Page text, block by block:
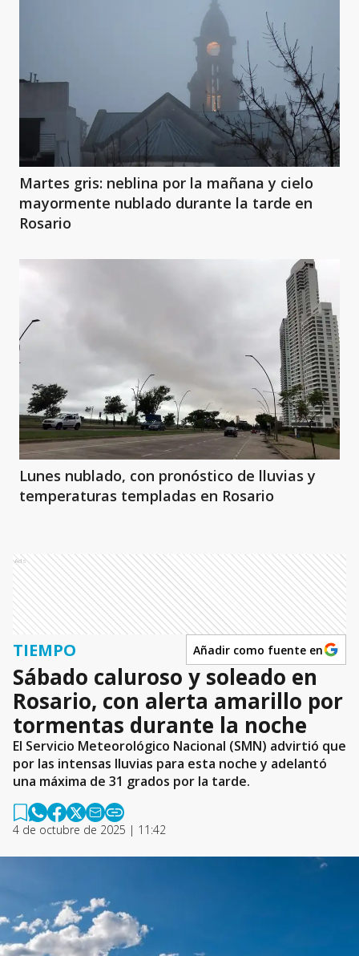
Martes gris: neblina por la mañana y cielo
mayormente nublado durante la tarde en
Rosario
Lunes nublado, con pronóstico de lluvias y
temperaturas templadas en Rosario
Ads
TIEMPO Añadir como fuente en
Sábado caluroso y soleado en
Rosario, con alerta amarillo por
tormentas durante la noche
El Servicio Meteorológico Nacional (SMN) advirtió que
por las intensas lluvias para esta noche y adelantó
una máxima de 31 grados por la tarde.
4 de octubre de 2025 | 11:42